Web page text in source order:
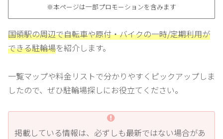
※本ページは一部プロモーションを含みます
国領駅の周辺で自転車や原付・バイクの一時/定期利用が
できる駐輪場を紹介します。
一覧マップや料金リストで分かりやすくピックアップしま
したので、ぜひ駐輪場探しにお役立てください。
掲載している情報は、必ずしも最新ではない場合があ